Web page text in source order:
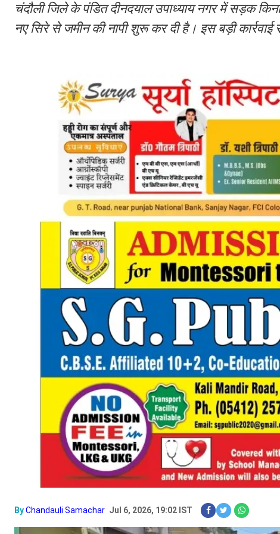
चंदौली जिले के पंडित दीनदयाल उपाध्याय नगर में सड़क
नए सिरे से जमीन की नापी शुरू कर दी है। इस बड़ी
ByChandauli Samachar Jul 6, 2026, 19:02 IST